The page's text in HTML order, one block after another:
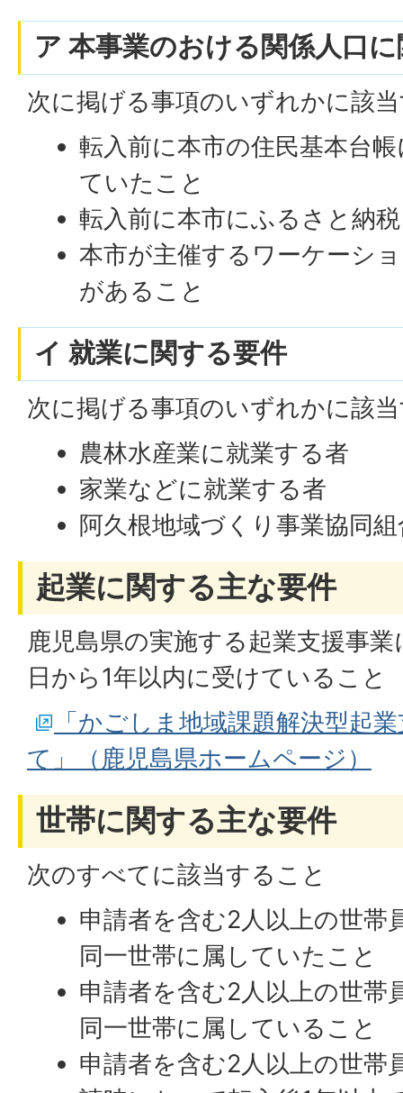
ア 本事業のおける関係人口
次に掲げる事項のいずれかに該
転入前に本市の住民基本台
ていたこと
転入前に本市にふるさと納
本市が主催するワーケーシ
があること
イ 就業に関する要件
次に掲げる事項のいずれかに該
農林水産業に就業する者
家業などに就業する者
阿久根地域づくり事業協同
起業に関する主な要件
鹿児島県の実施する起業支援事
日から1年以内に受けていること
「かごしま地域課題解決型起
て」（鹿児島県ホームページ）
世帯に関する主な要件
次のすべてに該当すること
申請者を含む2人以上の世帯
同一世帯に属していたこと
申請者を含む2人以上の世帯
同一世帯に属していること
申請者を含む2人以上の世帯